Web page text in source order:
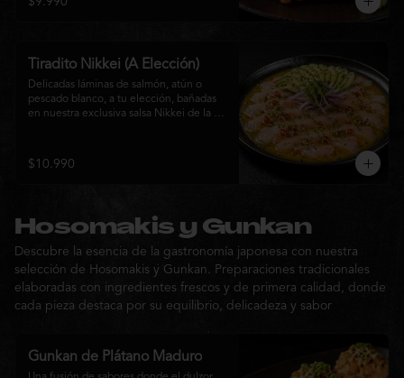
Tiradito Nikkei (A Elección)
Delicadas láminas de salmón, atún o
pescado blanco, a tu elección, bañadas
en nuestra exclusiva salsa Nikkei de la
palta, cebolla morada, ají fresco, brotes y
sésamo, ofreciendo una experiencia
$10.990
Hosomakis y Gunkan
Descubre la esencia de la gastronomía japonesa con nuestra
selección de Hosomakis y Gunkan. Preparaciones tradicionales
elaboradas con ingredientes frescos y de primera calidad, donde
cada pieza destaca por su equilibrio, delicadeza y sabor
Gunkan de Plátano Maduro